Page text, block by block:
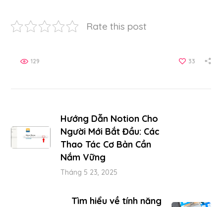
Rate this post
33
129
Hướng Dẫn Notion Cho
Người Mới Bắt Đầu: Các
Thao Tác Cơ Bản Cần
Nắm Vững
Tháng 5 23, 2025
Tìm hiểu về tính năng